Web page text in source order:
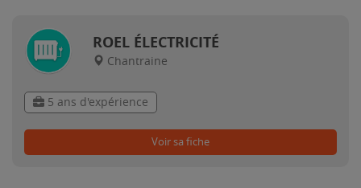
ROEL ÉLECTRICITÉ
Chantraine
5 ans d'expérience
Voir sa fiche